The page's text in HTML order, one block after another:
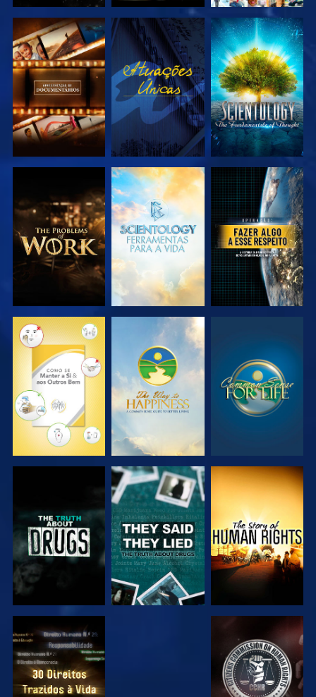
EXPLORAR A
SÉRIE
VER
EXPLORAR A
SÉRIE
EXPLORAR A
SÉRIE
EXPLORAR A
SÉRIE
VER
VER VER VER
VER VER
VER VER